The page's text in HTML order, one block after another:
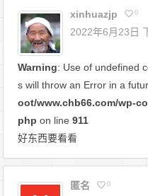
xinhuazjp 0
2022年6月23日
Warning: Use of undefined
s will throw an Error in a
oot/www.chb66.com/wp-
php on line911
好东西要看看
匿名 0